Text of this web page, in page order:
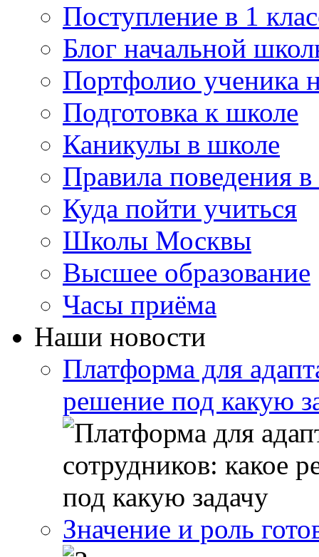
Поступление в 1
Блог начальной
Портфолио ученика
Подготовка к школе
Каникулы в школе
Правила поведения
Куда пойти учиться
Школы Москвы
Высшее образование
Часы приёма
Наши новости
Платформа для
решение под какую
Значение и роль